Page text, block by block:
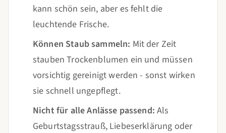
kann schön sein, aber es fehlt die
leuchtende Frische.
Können Staub sammeln: Mit der Zeit
stauben Trockenblumen ein und müssen
vorsichtig gereinigt werden - sonst wirken
sie schnell ungepflegt.
Nicht für alle Anlässe passend: Als
Geburtstagsstrauß, Liebeserklärung oder